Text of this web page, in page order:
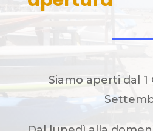
Siamo aperti dal 1